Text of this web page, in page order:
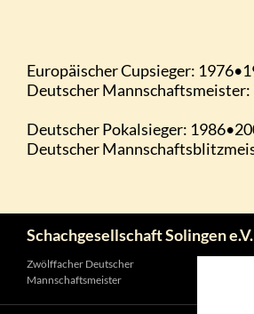
Schachgesellschaft Solingen e.V.
Zwölffacher Deutscher
Mannschaftsmeister